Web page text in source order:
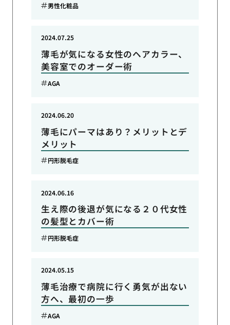
男性化粧品
薄毛が気になる女性のヘアカラー、
美容室でのオーダー術
2024.07.25
AGA
薄毛にパーマはあり？メリットとデ
メリット
2024.06.20
円形脱毛症
生え際の後退が気になる２０代女性
の髪型とカバー術
2024.06.16
円形脱毛症
薄毛治療で病院に行く勇気が出ない
方へ、最初の一歩
2024.05.15
AGA